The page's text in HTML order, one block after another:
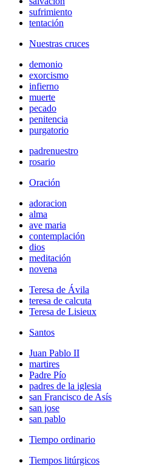
sufrimiento
tentación
Nuestras cruces
demonio
exorcismo
infierno
muerte
pecado
penitencia
purgatorio
padrenuestro
rosario
Oración
adoracion
alma
ave maria
contemplación
dios
meditación
novena
Teresa de Ávila
teresa de calcuta
Teresa de Lisieux
Santos
Juan Pablo II
martires
Padre Pío
padres de la iglesia
san Francisco de Asís
san jose
san pablo
Tiempo ordinario
Tiempos litúrgicos